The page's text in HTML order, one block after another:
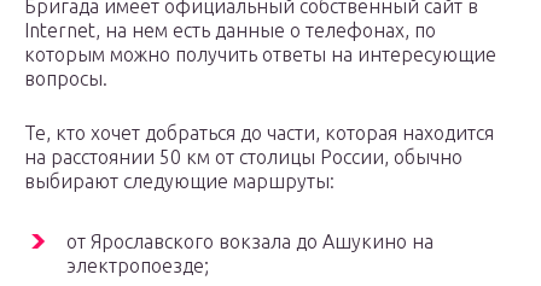
Бригада имеет официальный собственный сайт в
Internet, на нем есть данные о телефонах, по
которым можно получить ответы на интересующие
вопросы.
Те, кто хочет добраться до части, которая находится
на расстоянии 50 км от столицы России, обычно
выбирают следующие маршруты:
от Ярославского вокзала до Ашукино на
электропоезде;